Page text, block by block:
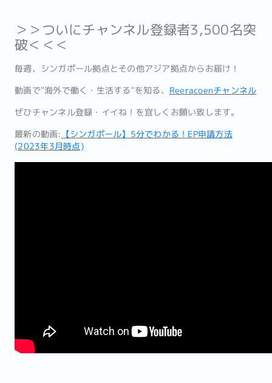
＞＞ついにチャンネル登録者3,500名突
破＜＜＜
毎週、シンガポール拠点とその他アジア拠点からお届け！
動画で"海外で働く・生活する"を知る、 Reeracoenチャ ンネル
ぜひチャンネル登録・イイね！を宜しくお願い致します。
最新の動画: 【シンガポール】5分でわかる！EP申請方法
(2023年3月時点)